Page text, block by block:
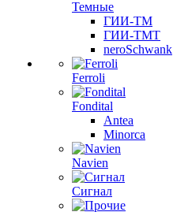
Темные
ГИИ-ТМ
ГИИ-ТМТ
neroSchwank
Ferroli
Fondital
Antea
Minorca
Navien
Сигнал